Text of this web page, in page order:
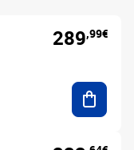
289,99€